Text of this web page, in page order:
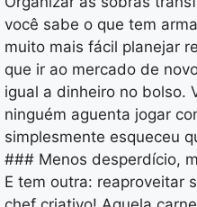
você sabe o que tem
muito mais fácil planejar
que ir ao mercado de
igual a dinheiro no bolso.
ninguém aguenta jogar
simplesmente esqueceu
### Menos desperdício,
E tem outra: reaproveitar